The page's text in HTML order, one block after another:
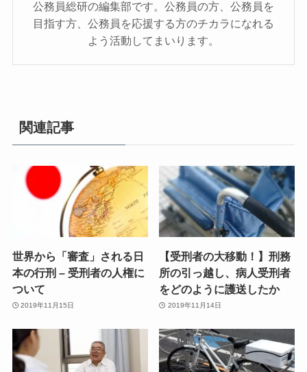
公務員総研の編集部です。公務員の方、公務員を
目指す方、公務員を応援する方のチカラになれる
よう活動してまいります。
関連記事
世界から「審査」される日
本の行刑 – 受刑者の人権に
ついて
2019年11月15日
【受刑者の大移動！】刑務
所の引っ越し、病人受刑者
をどのように護送したか
2019年11月14日